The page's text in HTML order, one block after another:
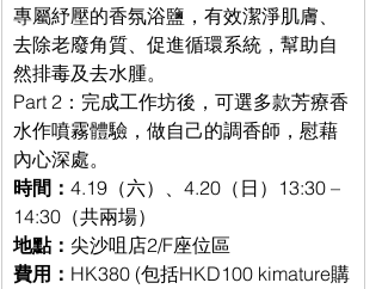
專屬紓壓的香氛浴鹽，有效潔淨肌膚、
去除老廢角質、促進循環系統，幫助自
然排毒及去水腫。
Part 2：完成工作坊後，可選多款芳療香
水作噴霧體驗，做自己的調香師，慰藉
內心深處。
時間： 4.19（六）、4.20（日）13:30 –
14:30（共兩場）
地點： 尖沙咀店2/F座位區
費用： HK380 (包括HKD100 kimature購